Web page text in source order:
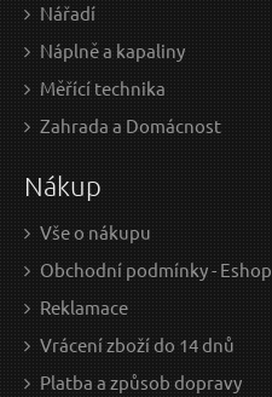
Nářadí
Náplně a kapaliny
Měřící technika
Zahrada a Domácnost
Nákup
Vše o nákupu
Obchodní podmínky - Eshop
Reklamace
Vrácení zboží do 14 dnů
Platba a způsob dopravy